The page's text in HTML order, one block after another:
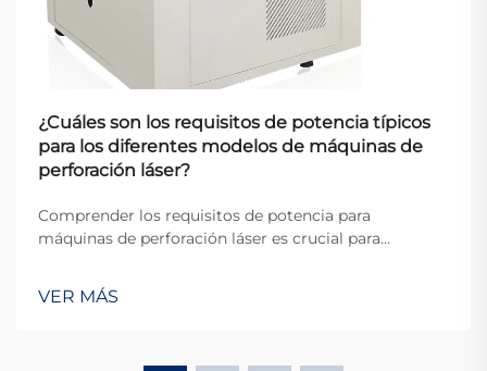
¿Cuáles son los requisitos de potencia típicos
para los diferentes modelos de máquinas de
perforación láser?
Comprender los requisitos de potencia para
máquinas de perforación láser es crucial para
instalaciones que planifican sus operaciones
industriales. Las demandas eléctricas de estos
VER MÁS